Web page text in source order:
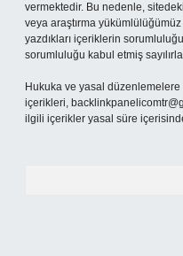
vermektedir. Bu nedenle,
veya araştırma
yazdıkları içeriklerin
sorumluluğu kabul etmiş
Hukuka ve yasal
içerikleri,
ilgili içerikler yasal süre